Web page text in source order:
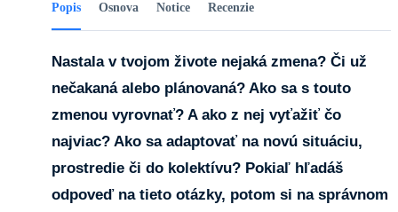
Popis Osnova Notice Recenzie
Nastala v tvojom živote nejaká zmena? Či už
nečakaná alebo plánovaná? Ako sa s touto
zmenou vyrovnať? A ako z nej vyťažiť čo
najviac? Ako sa adaptovať na novú situáciu,
prostredie či do kolektívu? Pokiaľ hľadáš
odpoveď na tieto otázky, potom si na správnom